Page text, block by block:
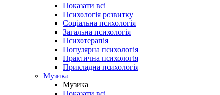
Показати всі
Психологія розвитку
Соціальна психологія
Загальна психологія
Психотерапія
Популярна психологія
Практична психологія
Прикладна психологія
Музика
Музика
Показати всі